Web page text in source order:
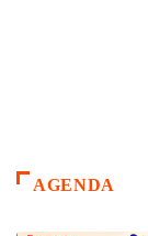
AGENDA